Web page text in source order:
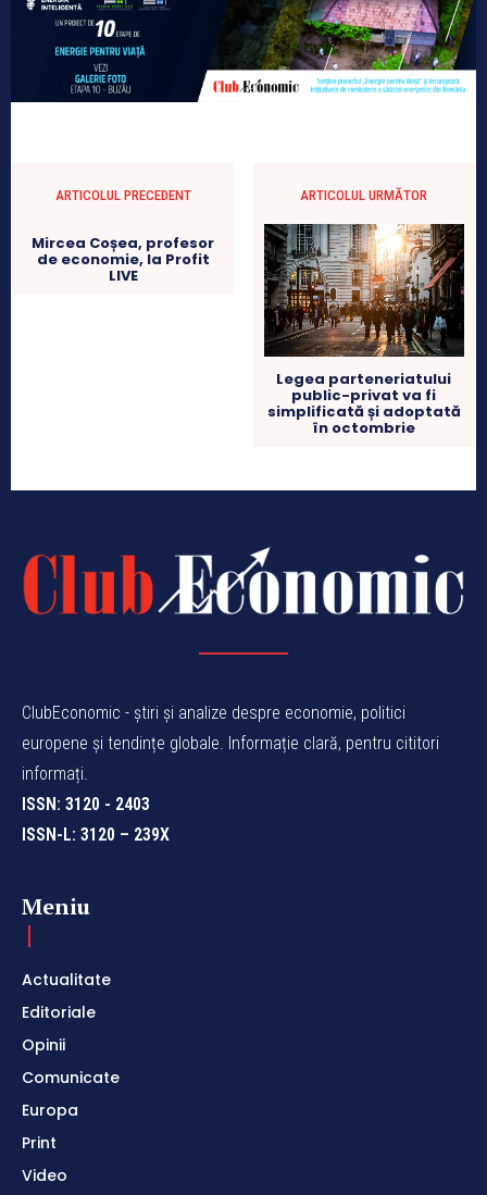
ARTICOLUL PRECEDENT
Mircea Coșea, profesor
de economie, la Profit
LIVE
ARTICOLUL URMĂTOR
Legea parteneriatului
public-privat va fi
simplificată și adoptată
în octombrie
ClubEconomic - știri și analize despre economie, politici
europene și tendințe globale. Informație clară, pentru cititori
informați.
ISSN: 3120 - 2403
ISSN-L: 3120 – 239X
Meniu
Actualitate
Editoriale
Opinii
Comunicate
Europa
Print
Video